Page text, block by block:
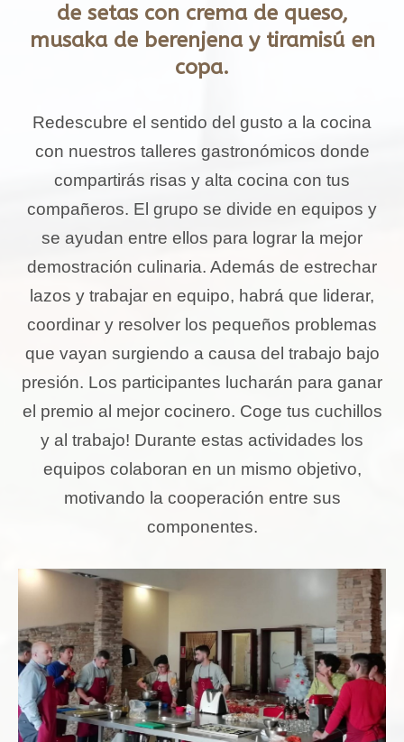
de setas con crema de queso,
musaka de berenjena y tiramisú en
copa.
Redescubre el sentido del gusto a la cocina
con nuestros talleres gastronómicos donde
compartirás risas y alta cocina con tus
compañeros. El grupo se divide en equipos y
se ayudan entre ellos para lograr la mejor
demostración culinaria. Además de estrechar
lazos y trabajar en equipo, habrá que liderar,
coordinar y resolver los pequeños problemas
que vayan surgiendo a causa del trabajo bajo
presión. Los participantes lucharán para ganar
el premio al mejor cocinero. Coge tus cuchillos
y al trabajo! Durante estas actividades los
equipos colaboran en un mismo objetivo,
motivando la cooperación entre sus
componentes.